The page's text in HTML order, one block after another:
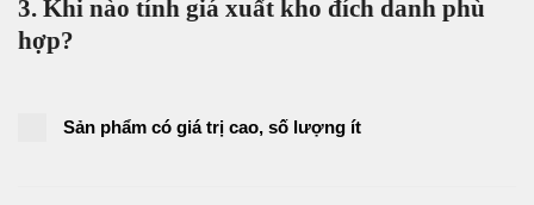
3. Khi nào tính giá xuất kho đích danh phù
hợp?
Sản phẩm có giá trị cao, số lượng ít